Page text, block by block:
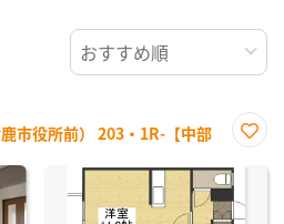
市役所前） 203・1R-【中部
に入
り登
録